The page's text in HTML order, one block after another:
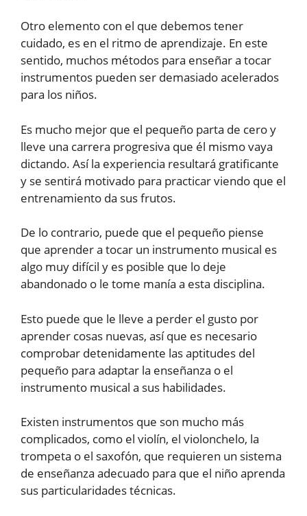
Otro elemento con el que debemos tener
cuidado, es en el ritmo de aprendizaje. En este
sentido, muchos métodos para enseñar a tocar
instrumentos pueden ser demasiado acelerados
para los niños.
Es mucho mejor que el pequeño parta de cero y
lleve una carrera progresiva que él mismo vaya
dictando. Así la experiencia resultará gratificante
y se sentirá motivado para practicar viendo que el
entrenamiento da sus frutos.
De lo contrario, puede que el pequeño piense
que aprender a tocar un instrumento musical es
algo muy difícil y es posible que lo deje
abandonado o le tome manía a esta disciplina.
Esto puede que le lleve a perder el gusto por
aprender cosas nuevas, así que es necesario
comprobar detenidamente las aptitudes del
pequeño para adaptar la enseñanza o el
instrumento musical a sus habilidades.
Existen instrumentos que son mucho más
complicados, como el violín, el violonchelo, la
trompeta o el saxofón, que requieren un sistema
de enseñanza adecuado para que el niño aprenda
sus particularidades técnicas.